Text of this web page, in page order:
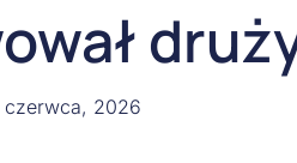
czerwca, 2026